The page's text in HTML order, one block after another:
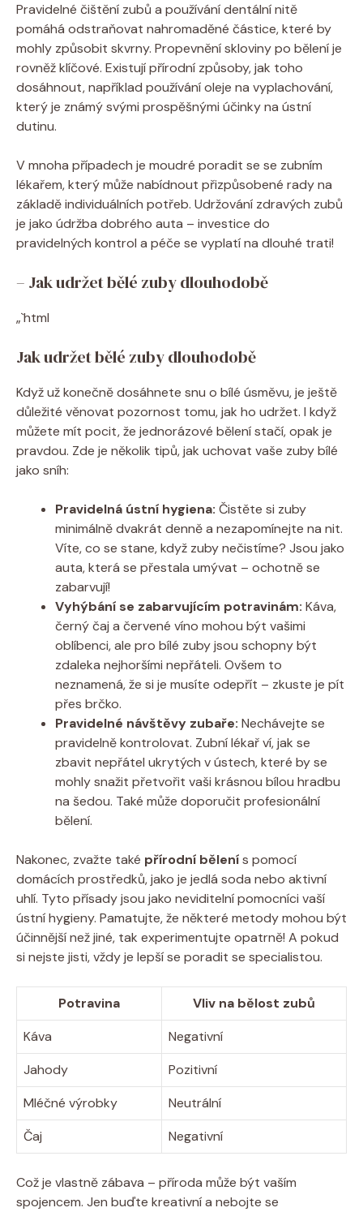
Pravidelné čištění zubů a používání dentální nitě
pomáhá odstraňovat nahromaděné částice, které by
mohly způsobit skvrny. Propevnění skloviny po bělení je
rovněž klíčové. Existují přírodní způsoby, jak toho
dosáhnout, například používání oleje na vyplachování,
který je známý svými prospěšnými účinky na ústní
dutinu.
V mnoha případech je moudré poradit se se zubním
lékařem, který může nabídnout přizpůsobené rady na
základě individuálních potřeb. Udržování zdravých zubů
je jako údržba dobrého auta – investice do
pravidelných kontrol a péče se vyplatí na dlouhé trati!
– Jak udržet bělé zuby dlouhodobě
„`html
Jak udržet bělé zuby dlouhodobě
Když už konečně dosáhnete snu o bílé úsměvu, je ještě
důležité věnovat pozornost tomu, jak ho udržet. I když
můžete mít pocit, že jednorázové bělení stačí, opak je
pravdou. Zde je několik tipů, jak uchovat vaše zuby bílé
jako sníh:
Pravidelná ústní hygiena: Čistěte si zuby
minimálně dvakrát denně a nezapomínejte na nit.
Víte, co se stane, když zuby nečistíme? Jsou jako
auta, která se přestala umývat – ochotně se
zabarvují!
Vyhýbání se zabarvujícím potravinám: Káva,
černý čaj a červené víno mohou být vašimi
oblíbenci, ale pro bílé zuby jsou schopny být
zdaleka nejhoršími nepřáteli. Ovšem to
neznamená, že si je musíte odepřít – zkuste je pít
přes brčko.
Pravidelné návštěvy zubaře: Nechávejte se
pravidelně kontrolovat. Zubní lékař ví, jak se
zbavit nepřátel ukrytých v ústech, které by se
mohly snažit přetvořit vaši krásnou bílou hradbu
na šedou. Také může doporučit profesionální
bělení.
Nakonec, zvažte také přírodní bělenís pomocí
domácích prostředků, jako je jedlá soda nebo aktivní
uhlí. Tyto přísady jsou jako neviditelní pomocníci vaší
ústní hygieny. Pamatujte, že některé metody mohou být
účinnější než jiné, tak experimentujte opatrně! A pokud
si nejste jisti, vždy je lepší se poradit se specialistou.
Potravina
Vliv na bělost zubů
Káva
Negativní
Jahody
Pozitivní
Mléčné výrobky
Neutrální
Čaj
Negativní
Což je vlastně zábava – příroda může být vaším
spojencem. Jen buďte kreativní a nebojte se